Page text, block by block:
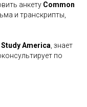
анкету Common
и транскрипты,
Study America , знает
по